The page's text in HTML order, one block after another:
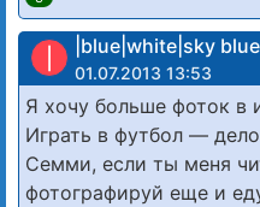
|blue|white|sky blue|
01.07.2013 13:53
Я хочу больше фоток в
Играть в футбол —
Семми, если ты меня
фотографируй еще и